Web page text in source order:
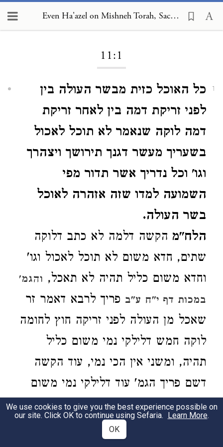
Even Ha'azel on Mishneh Torah, Sacrificial Procedure 11:1
11:1
1
כל האוכל כזית מבשר העולה בין
לפני זריקת דמה בין לאחר זריקת
דמה לוקה שנאמר לא תוכל לאכול
בשעריך מעשר דגנך תירושך ויצהרך
וגו' וכל נדריך אשר תדור מפי
השמועה למדו שזה אזהרה לאוכל
בשר העולה.
הלח"מ הקשה דלמה לא כתב דלוקה
שתים, חדא משום לא תוכל לאכול וגו'
וחדא משום כליל תהיה לא תאכל, והגמ'
במכות דף י"ח ע"ב פריך לרבא דאמר זר
שאכל מן העולה לפני זריקה חוץ לחומה
לוקה חמש דלילקי נמי משום כליל
תהיה, ומשני אין הכי נמי, עוד הקשה
דשם פריך הגמ' עוד דלילקי נמי משום
ובשר בשדה טרפה כיון שיצא חוץ
למחיצתו נאסר, ומשני ה"מ היכא
We use cookies to give you the best experience possible on
our site. Click OK to continue using Sefaria. Learn More.
OK